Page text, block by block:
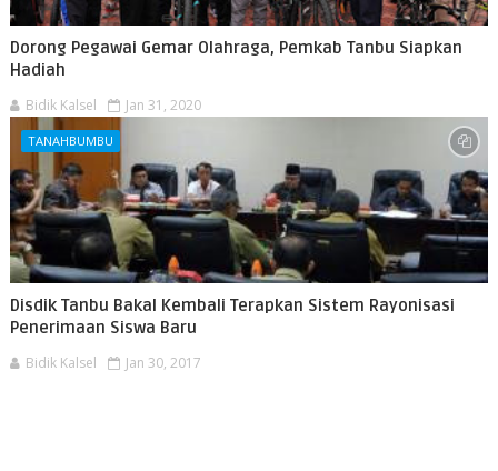
Dorong Pegawai Gemar Olahraga, Pemkab Tanbu Siapkan
Hadiah
Bidik Kalsel Jan 31, 2020
TANAHBUMBU
Disdik Tanbu Bakal Kembali Terapkan Sistem Rayonisasi
Penerimaan Siswa Baru
Bidik Kalsel Jan 30, 2017